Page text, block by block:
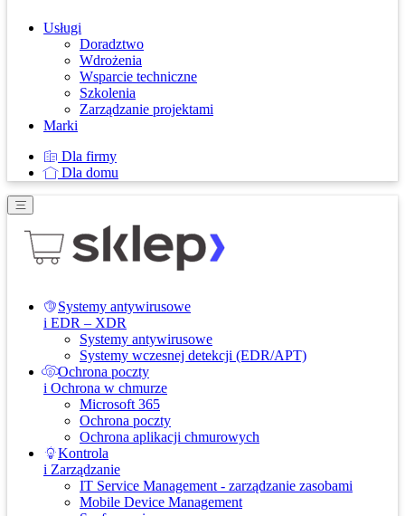
Usługi
Doradztwo
Wdrożenia
Wsparcie techniczne
Szkolenia
Zarządzanie projektami
Marki
Dla firmy
Dla domu
Systemy antywirusowe
i EDR – XDR
Systemy antywirusowe
Systemy wczesnej detekcji (EDR/APT)
Ochrona poczty
i Ochrona w chmurze
Microsoft 365
Ochrona poczty
Ochrona aplikacji chmurowych
Kontrola
i Zarządzanie
IT Service Management - zarządzanie zasobami
Mobile Device Management